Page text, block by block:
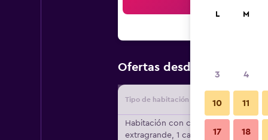
Ofertas desde Oferta
Tipo de habitación
Habitación con cama
extragrande, 1 cama
L M
3 4
10 11
17 18